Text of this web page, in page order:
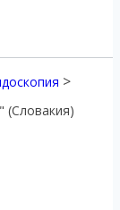
>
(Словакия)